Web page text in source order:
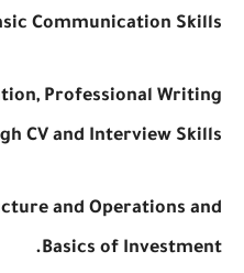
Communication Skills.
Professional Writing
CV and Interview Skills.
and Operations and
Basics of Investment.